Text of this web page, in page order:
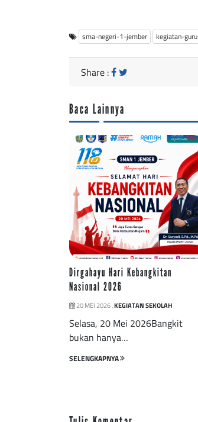
sma-negeri-1-jember kegiatan-guru
Share :
Baca Lainnya
Dirgahayu Hari Kebangkitan
Nasional 2026
20 MEI 2026 ,KEGIATAN SEKOLAH
Selasa, 20 Mei 2026Bangkit
bukan hanya…
SELENGKAPNYA